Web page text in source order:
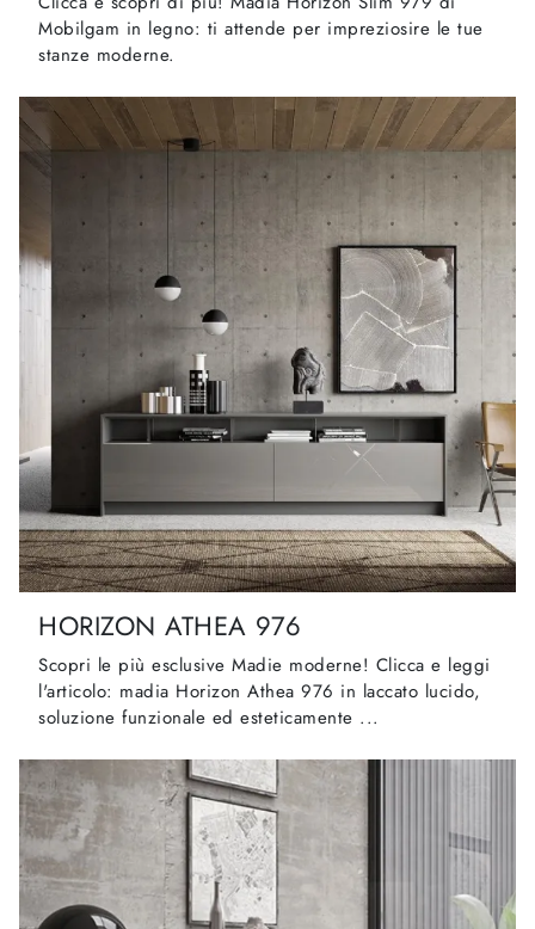
Mobilgam in legno: ti attende per impreziosire le tue
stanze moderne.
HORIZON ATHEA 976
Scopri le più esclusive Madie moderne! Clicca e leggi
l'articolo: madia Horizon Athea 976 in laccato lucido,
soluzione funzionale ed esteticamente ...